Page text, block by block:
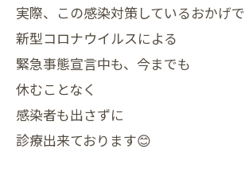
実際、この感染対策しているおかげで
新型コロナウイルスによる
緊急事態宣言中も、今までも
休むことなく
感染者も出さずに
診療出来ております😊